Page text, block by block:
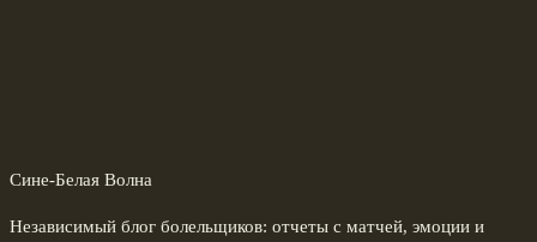
Сине-Белая Волна
Независимый блог болельщиков: отчеты с матчей, эмоции и